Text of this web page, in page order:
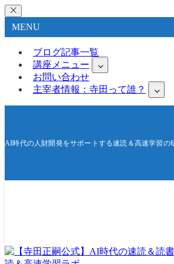
MENU
ブログ記事一覧
講座メニュー
お問い合わせ
主宰者情報：寺田って誰？
AI時代の人財開発をサポートする速読＆高速学習の